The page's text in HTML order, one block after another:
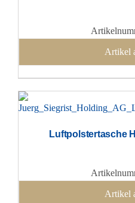
Artikel
Luftpolstertasche
Artikel